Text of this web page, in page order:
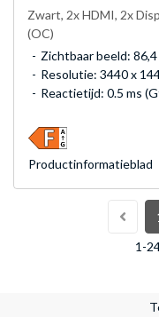
Zwart, 2x HDMI, 2x
(OC)
Zichtbaar beeld: 86,4
Resolutie: 3440 x
Reactietijd: 0.5 ms
Product­informatieblad
1-